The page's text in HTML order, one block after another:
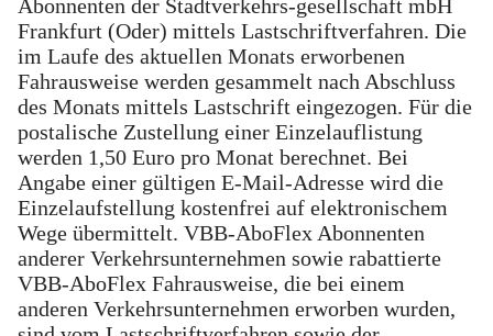
Abonnenten der Stadtverkehrs-gesellschaft mbH
Frankfurt (Oder) mittels Lastschriftverfahren. Die
im Laufe des aktuellen Monats erworbenen
Fahrausweise werden gesammelt nach Abschluss
des Monats mittels Lastschrift eingezogen. Für die
postalische Zustellung einer Einzelauflistung
werden 1,50 Euro pro Monat berechnet. Bei
Angabe einer gültigen E-Mail-Adresse wird die
Einzelaufstellung kostenfrei auf elektronischem
Wege übermittelt. VBB-AboFlex Abonnenten
anderer Verkehrsunternehmen sowie rabattierte
VBB-AboFlex Fahrausweise, die bei einem
anderen Verkehrsunternehmen erworben wurden,